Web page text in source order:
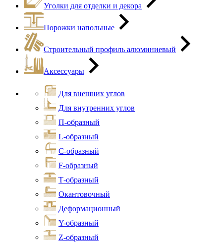
Уголки для отделки и декора
Порожки напольные
Строительный профиль алюминиевый
Аксессуары
Для внешних углов
Для внутренних углов
П-образный
L-образный
С-образный
F-образный
Т-образный
Окантовочный
Деформационный
Y-образный
Z-образный